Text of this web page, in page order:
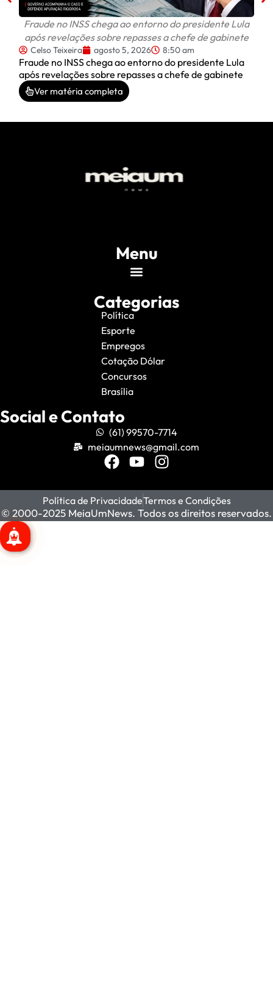
Fraude no INSS chega ao entorno do presidente Lula
após revelações sobre repasses a chefe de gabinete
Celso Teixeira agosto 5, 2026 8:50 am
Fraude no INSS chega ao entorno do presidente Lula
após revelações sobre repasses a chefe de gabinete
Ver matéria completa
Menu
Categorias
Política
Esporte
Empregos
Cotação Dólar
Concursos
Brasília
Social e Contato
(61) 99570-7714
meiaumnews@gmail.com
Política de PrivacidadeTermos e Condições
© 2000-2025 MeiaUmNews. Todos os direitos reservados.